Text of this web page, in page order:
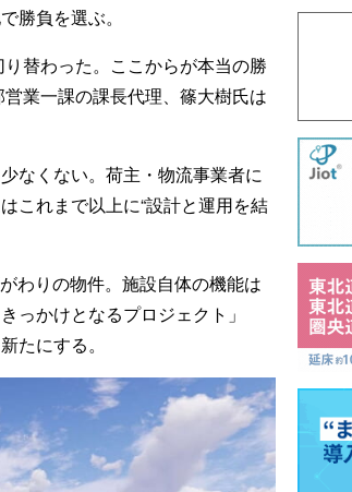
勝負を選ぶ。
り替わった。ここからが本当の勝
業一課の課長代理、篠大樹氏は
なくない。荷主・物流事業者に
これまで以上に“設計と運用を結
わりの物件。施設自体の機能は
っかけとなるプロジェクト」
たにする。